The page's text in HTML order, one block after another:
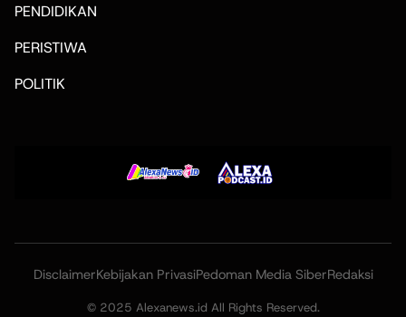
PENDIDIKAN
PERISTIWA
POLITIK
DisclaimerKebijakan PrivasiPedoman Media SiberRedaksi
© 2025 Alexanews.id All Rights Reserved.